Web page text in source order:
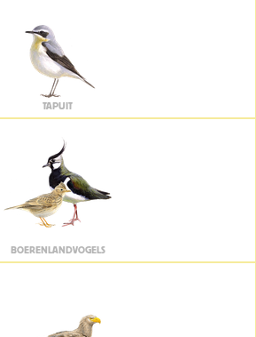
TAPUIT
BOERENLANDVOGELS